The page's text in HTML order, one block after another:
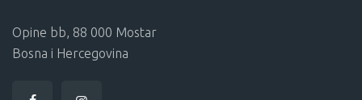
Opine bb, 88 000 Mostar
Bosna i Hercegovina